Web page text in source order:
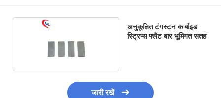
अनुकूलित टंगस्टन कार्बाइड
स्ट्रिप्स फ्लैट बार भूमिगत सतह
जारी रखें